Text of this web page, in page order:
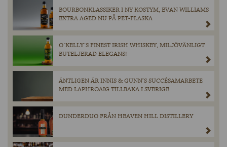
BOURBONKLASSIKER I NY KOSTYM, EVAN WILLIAMS
EXTRA AGED NU PÅ PET-FLASKA
O´KELLY´S FINEST IRISH WHISKEY, MILJÖVÄNLIGT
BUTELJERAD ELEGANS!
ÄNTLIGEN ÄR INNIS & GUNN’S SUCCÉSAMARBETE
MED LAPHROAIG TILLBAKA I SVERIGE
DUNDERDUO FRÅN HEAVEN HILL DISTILLERY